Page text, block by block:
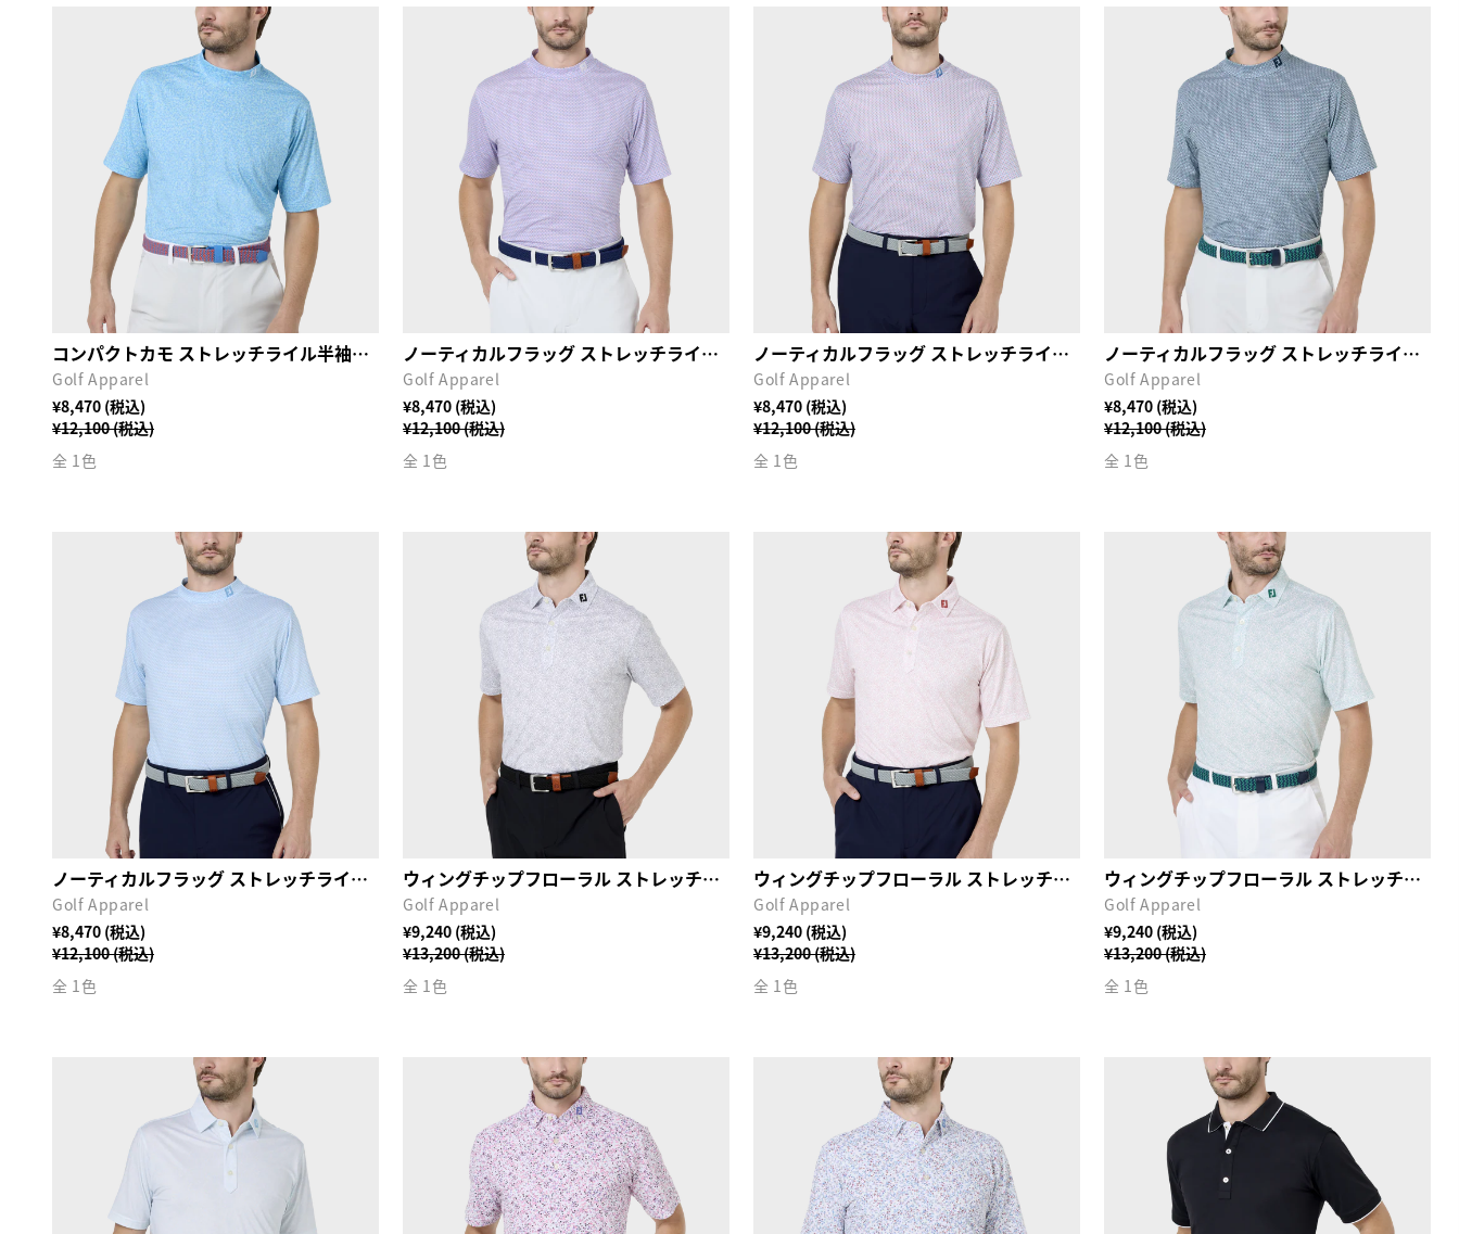
コンパクトカモ ストレッチライル半袖モックネックシャツ
Golf Apparel
¥12,100 (税込)
¥8,470 (税込)
全 1色
ノーティカルフラッグ ストレッチライル半袖モックネックシャツ
Golf Apparel
¥12,100 (税込)
¥8,470 (税込)
全 1色
ノーティカルフラッグ ストレッチライル半袖モックネックシャツ
Golf Apparel
¥12,100 (税込)
¥8,470 (税込)
全 1色
ノーティカルフラッグ ストレッチライル半袖モックネックシャツ
Golf Apparel
¥12,100 (税込)
¥8,470 (税込)
全 1色
ノーティカルフラッグ ストレッチライル半袖モックネックシャツ
Golf Apparel
¥12,100 (税込)
¥8,470 (税込)
全 1色
ウィングチップフローラル ストレッチライル半袖シャツ
Golf Apparel
¥13,200 (税込)
¥9,240 (税込)
全 1色
ウィングチップフローラル ストレッチライル半袖シャツ
Golf Apparel
¥13,200 (税込)
¥9,240 (税込)
全 1色
ウィングチップフローラル ストレッチライル半袖シャツ
Golf Apparel
¥13,200 (税込)
¥9,240 (税込)
全 1色